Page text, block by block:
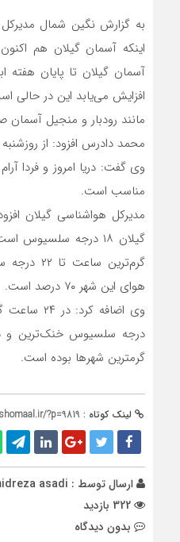
به گزارش نگین شمال مدیرکل
اینکه آسمان گیلان هم
آسمان گیلان تا پایان
افزایش می‌یابد این در حالی
مانند رودبار و منجیل
محمد دادرس افزود: از
وی گفت: دریا امروز و فردا
مناسب است.
مدیرکل هواشناسی گیلان
گیلان ۱۸ درجه
گرم‌ترین
هوای این شهر ۷۰ درصد است.
گرمترین شهر‌ها بوده است.
لینک کوتاه : ?p=9819
ارسال توسط : asadi
بدون دیدگاه